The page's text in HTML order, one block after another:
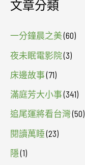
文章分類
一分鐘晨之美(60)
夜未眠電影院(3)
床邊故事(71)
滿庭芳大小事(341)
追尾運將看台灣(50)
閱讀萬睡(23)
隱(1)